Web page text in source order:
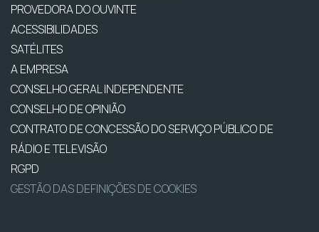
PROVEDORA DO OUVINTE
ACESSIBILIDADES
SATÉLITES
A EMPRESA
CONSELHO GERAL INDEPENDENTE
CONSELHO DE OPINIÃO
CONTRATO DE CONCESSÃO DO SERVIÇO PÚBLICO DE
RÁDIO E TELEVISÃO
RGPD
GESTÃO DAS DEFINIÇÕES DE COOKIES